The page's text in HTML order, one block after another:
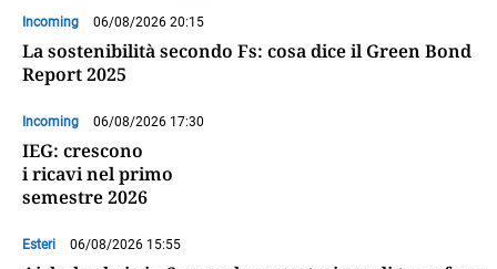
Incoming 06/08/2026 20:15
La sostenibilità secondo Fs: cosa dice il Green Bond
Report 2025
Incoming 06/08/2026 17:30
IEG: crescono
i ricavi nel primo
semestre 2026
Esteri 06/08/2026 15:55